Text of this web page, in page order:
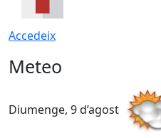
Accedeix
Meteo
Diumenge, 9 d’agost